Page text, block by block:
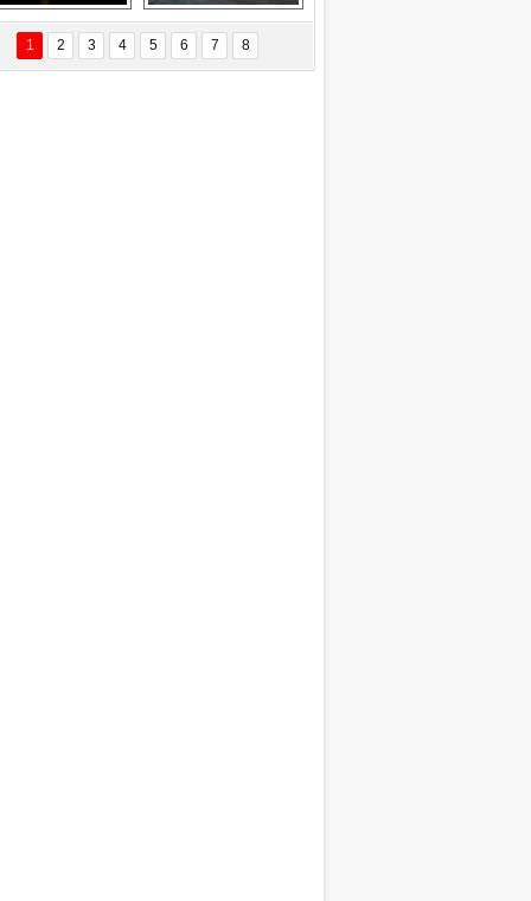
ÖZYANIK
Değişti?
Delta uçağına
yıldırım çarptı
Ford Focus RS
(2015)
1 2 3 4 5 6 7 8